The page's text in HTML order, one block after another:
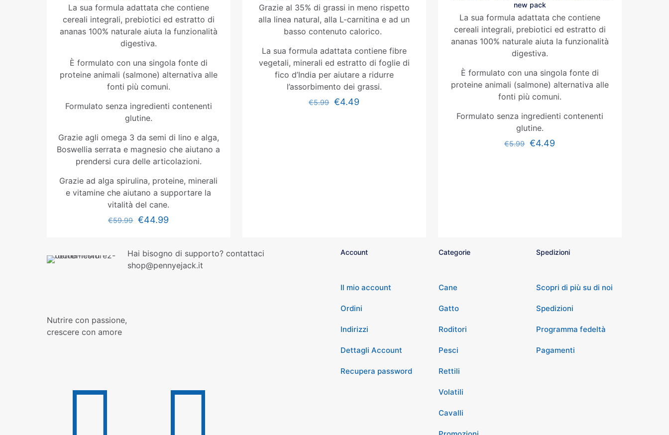
La sua formula adattata che contiene
cereali integrali, prebiotici ed estratto di
ananas 100% naturale aiuta la funzionalità
digestiva.
È formulato con una singola fonte di
proteine animali (salmone) alternativa alle
fonti più comuni.
Formulato senza ingredienti contenenti
glutine.
Grazie agli omega 3 da semi di lino e alga,
Boswellia serrata e magnesio che aiutano a
prendersi cura delle articolazioni.
Grazie ad alga spirulina, proteine, minerali
e vitamine che aiutano a supportare la
vitalità del cane.
€59.99 €44.99
Grazie al 35% di grassi in meno rispetto
alla linea natural, alla L-carnitina e ad un
basso contenuto calorico.
La sua formula adattata contiene fibre
vegetali, minerali ed estratto di foglie di
fico d’India per aiutare a ridurre
l’assorbimento dei grassi.
€5.99 €4.49
new pack
La sua formula adattata che contiene
cereali integrali, prebiotici ed estratto di
ananas 100% naturale aiuta la funzionalità
digestiva.
È formulato con una singola fonte di
proteine animali (salmone) alternativa alle
fonti più comuni.
Formulato senza ingredienti contenenti
glutine.
€5.99 €4.49
Hai bisogno di supporto? contattaci
shop@pennyejack.it
Nutrire con passione,
crescere con amore
Account
Il mio account
Ordini
Indirizzi
Dettagli Account
Recupera password
Categorie
Cane
Gatto
Roditori
Pesci
Rettili
Volatili
Cavalli
Spedizioni
Scopri di più su di noi
Spedizioni
Programma fedeltà
Pagamenti